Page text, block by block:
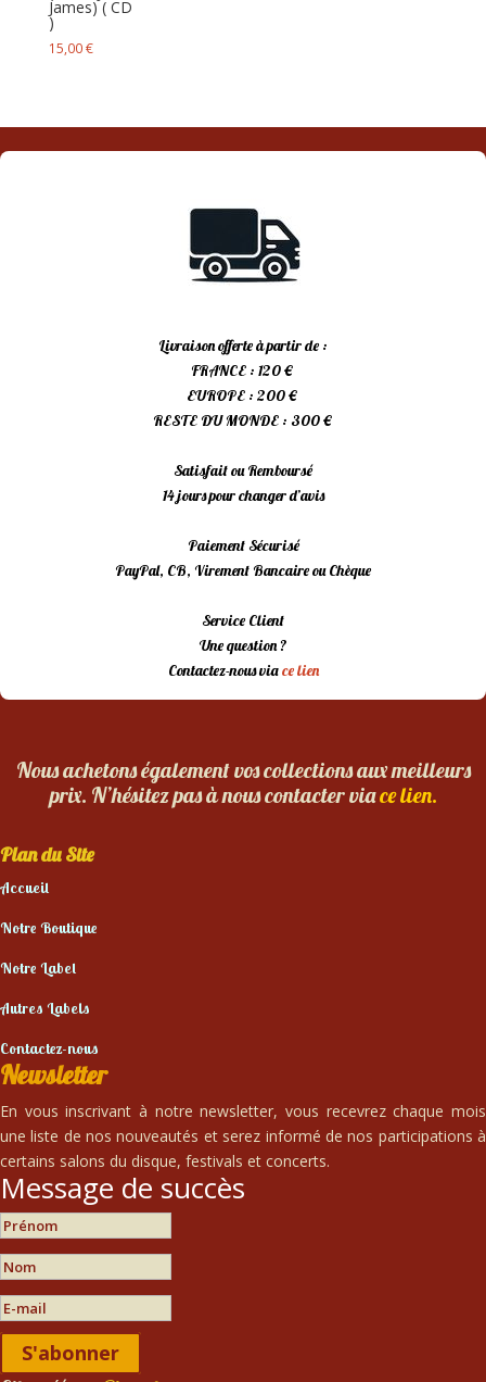
James) ( CD
)
15,00€
Livraison offerte à partir de :
FRANCE : 120 €
EUROPE : 200 €
RESTE DU MONDE : 300 €
Satisfait ou Remboursé
14 jours pour changer d’avis
Paiement Sécurisé
PayPal, CB, Virement Bancaire ou Chèque
Service Client
Une question ?
Contactez-nous viace lien
Nous achetons également vos collections aux meilleurs
prix. N’hésitez pas à nous contacter viace lien.
Plan du Site
Accueil
Notre Boutique
Notre Label
Autres Labels
Contactez-nous
Newsletter
En vous inscrivant à notre newsletter, vous recevrez chaque mois
une liste de nos nouveautés et serez informé de nos participations à
certains salons du disque, festivals et concerts.
Message de succès
S'abonner